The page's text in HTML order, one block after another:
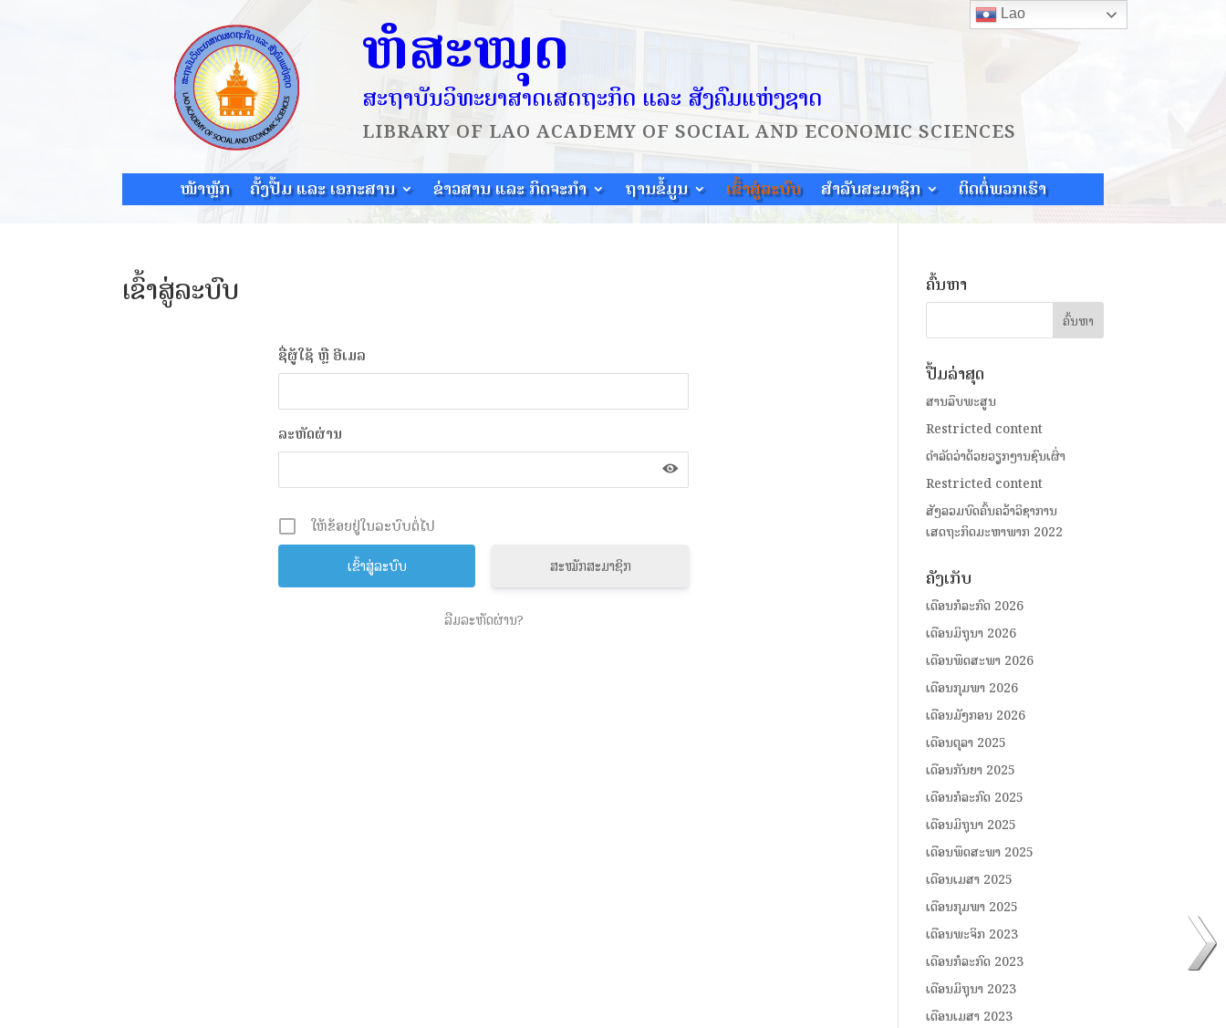
ຫໍສະໝຸດ
ສະຖາບັນວິທະຍາສາດເສດຖະກິດ ແລະ ສັງຄົມແຫ່ງຊາດ
LIBRARY OF LAO ACADEMY OF SOCIAL AND ECONOMIC SCIENCES
ໜ້າຫຼັກ ຄັ້ງປື້ມ ແລະ ເອກະສານ ຂ່າວສານ ແລະ ກິດຈະກຳ ຖານຂໍ້ມູນ ເຂົ້າສູ່ລະບົບ ສຳລັບສະມາຊິກ ຕິດຕໍ່ພວກເຮົາ
ເຂົ້າສູ່ລະບົບ
ຊື່ຜູ້ໃຊ້ ຫຼື ອີເມລ
ລະຫັດຜ່ານ
ໃຫ້ຂ້ອຍຢູ່ໃນລະບົບຕໍ່ໄປ
ສະໝັກສະມາຊິກ
ລືມລະຫັດຜ່ານ?
ຄົ້ນຫາ
ປື້ມລ່າສຸດ
ສານລຶບພະສູນ
Restricted content
ດໍາລັດວ່າດ້ວຍວຽກງານຊົນເຜົ່າ
Restricted content
ສັງລວມບົດຄົ້ນຄວ້າວິຊາການ
ເສດຖະກິດມະຫາພາກ 2022
ຄັງເກັບ
ເດືອນກໍລະກົດ 2026
ເດືອນມິຖຸນາ 2026
ເດືອນພຶດສະພາ 2026
ເດືອນກຸມພາ 2026
ເດືອນມັງກອນ 2026
ເດືອນຕຸລາ 2025
ເດືອນກັນຍາ 2025
ເດືອນກໍລະກົດ 2025
ເດືອນມິຖຸນາ 2025
ເດືອນພຶດສະພາ 2025
ເດືອນເມສາ 2025
ເດືອນກຸມພາ 2025
ເດືອນພະຈິກ 2023
ເດືອນກໍລະກົດ 2023
ເດືອນມິຖຸນາ 2023
ເດືອນເມສາ 2023
Lao